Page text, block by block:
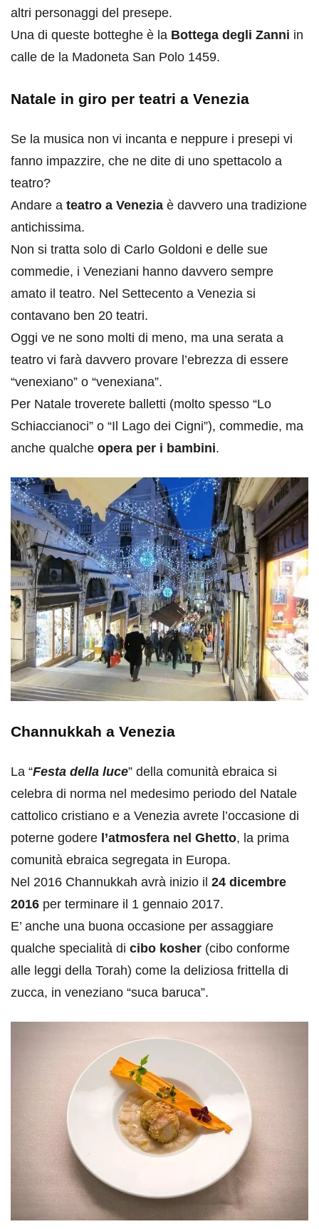
altri personaggi del presepe.
Una di queste botteghe è la Bottega degli Zanni in
calle de la Madoneta San Polo 1459.
Natale in giro per teatri a Venezia
Se la musica non vi incanta e neppure i presepi vi
fanno impazzire, che ne dite di uno spettacolo a
teatro?
Andare a teatro a Venezia è davvero una tradizione
antichissima.
Non si tratta solo di Carlo Goldoni e delle sue
commedie, i Veneziani hanno davvero sempre
amato il teatro. Nel Settecento a Venezia si
contavano ben 20 teatri.
Oggi ve ne sono molti di meno, ma una serata a
teatro vi farà davvero provare l’ebrezza di essere
“venexiano” o “venexiana”.
Per Natale troverete balletti (molto spesso “Lo
Schiaccianoci” o “Il Lago dei Cigni”), commedie, ma
anche qualche opera per i bambini.
Channukkah a Venezia
La “Festa della luce” della comunità ebraica si
celebra di norma nel medesimo periodo del Natale
cattolico cristiano e a Venezia avrete l’occasione di
poterne godere l’atmosfera nel Ghetto, la prima
comunità ebraica segregata in Europa.
Nel 2016 Channukkah avrà inizio il 24 dicembre
2016 per terminare il 1 gennaio 2017.
E’ anche una buona occasione per assaggiare
qualche specialità di cibo kosher (cibo conforme
alle leggi della Torah) come la deliziosa frittella di
zucca, in veneziano “suca baruca”.